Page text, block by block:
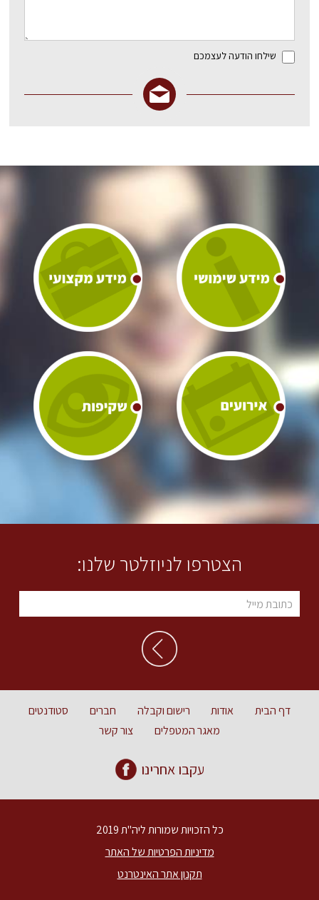
שילחו הודעה לעצמכם
הצטרפו לניוזלטר שלנו:
דף הבית אודות רישום וקבלה חברים
סטודנטים
מאגר המטפלים
צור קשר
עקבו אחרינו
כל הזכויות שמורות ליה"ת 2019
מדיניות הפרטיות של האתר
תקנון אתר האינטרנט